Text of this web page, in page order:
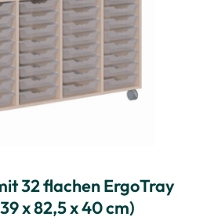
32 flachen ErgoTray
x 82,5 x 40 cm)